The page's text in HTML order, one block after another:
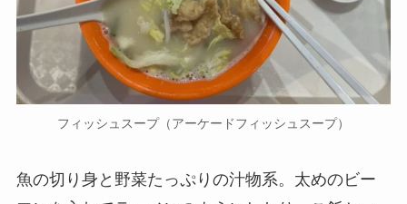
フィッシュスープ（アーケードフィッシュスープ）
魚の切り身と野菜たっぷりの汁物系。太めのビー